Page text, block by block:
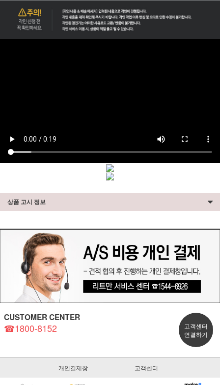
상품 고시 정보
CUSTOMER CENTER
☎1800-8152
고객센터
연결하기
개인결제창 고객센터